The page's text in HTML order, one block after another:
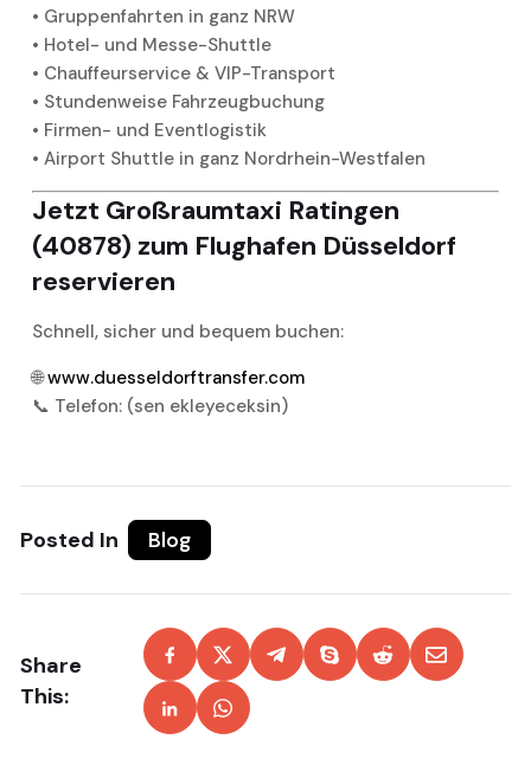
• Gruppenfahrten in ganz NRW
• Hotel- und Messe-Shuttle
• Chauffeurservice & VIP-Transport
• Stundenweise Fahrzeugbuchung
• Firmen- und Eventlogistik
• Airport Shuttle in ganz Nordrhein-Westfalen
Jetzt Großraumtaxi Ratingen
(40878) zum Flughafen Düsseldorf
reservieren
Schnell, sicher und bequem buchen:
🌐www.duesseldorftransfer.com
📞 Telefon: (sen ekleyeceksin)
Posted In Blog
Share
This: